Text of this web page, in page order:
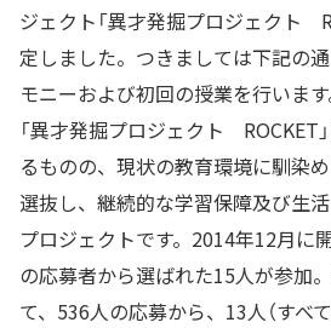
ジェクト「異才発掘プロジェクト
定しました。つきましては下記の
モニーおよび初回の授業を行います
「異才発掘プロジェクト ROCKET
るものの、現状の教育環境に馴染
選抜し、継続的な学習保障及び生
プロジェクトです。2014年12月に
の応募者から選ばれた15人が参加
て、536人の応募から、13人（すべ